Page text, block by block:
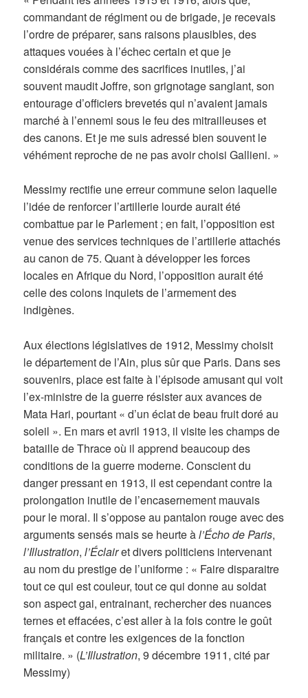
commandant de régiment ou de brigade, je recevais
l’ordre de préparer, sans raisons plausibles, des
attaques vouées à l’échec certain et que je
considérais comme des sacrifices inutiles, j’ai
souvent maudit Joffre, son grignotage sanglant, son
entourage d’officiers brevetés qui n’avaient jamais
marché à l’ennemi sous le feu des mitrailleuses et
des canons. Et je me suis adressé bien souvent le
véhément reproche de ne pas avoir choisi Gallieni. »
Messimy rectifie une erreur commune selon laquelle
l’idée de renforcer l’artillerie lourde aurait été
combattue par le Parlement ; en fait, l’opposition est
venue des services techniques de l’artillerie attachés
au canon de 75. Quant à développer les forces
locales en Afrique du Nord, l’opposition aurait été
celle des colons inquiets de l’armement des
indigènes.
Aux élections législatives de 1912, Messimy choisit
le département de l’Ain, plus sûr que Paris. Dans ses
souvenirs, place est faite à l’épisode amusant qui voit
l’ex-ministre de la guerre résister aux avances de
Mata Hari, pourtant « d’un éclat de beau fruit doré au
soleil ». En mars et avril 1913, il visite les champs de
bataille de Thrace où il apprend beaucoup des
conditions de la guerre moderne. Conscient du
danger pressant en 1913, il est cependant contre la
prolongation inutile de l’encasernement mauvais
pour le moral. Il s’oppose au pantalon rouge avec des
arguments sensés mais se heurte àl’Écho de Paris,
l’Illustration,l’Éclairet divers politiciens intervenant
au nom du prestige de l’uniforme : « Faire disparaitre
tout ce qui est couleur, tout ce qui donne au soldat
son aspect gai, entrainant, rechercher des nuances
ternes et effacées, c’est aller à la fois contre le goût
français et contre les exigences de la fonction
militaire. » (L’Illustration, 9 décembre 1911, cité par
Messimy)